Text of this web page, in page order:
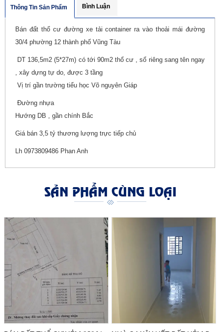
Thông Tin Sản Phẩm Bình Luận
Bán đất thổ cư đường xe tải container ra vào thoải mái đường
30/4 phường 12 thành phố Vũng Tàu
DT 136,5m2 (5*27m) có tới 90m2 thổ cư , sổ riêng sang tên ngay
, xây dựng tự do, được 3 tầng
Vị trí gần trường tiểu học Võ nguyên Giáp
Đường nhựa
Hướng DB , gần chính Bắc
Giá bán 3,5 tỷ thương lượng trực tiếp chủ
Lh 0973809486 Phan Anh
SẢN PHẨM CÙNG LOẠI